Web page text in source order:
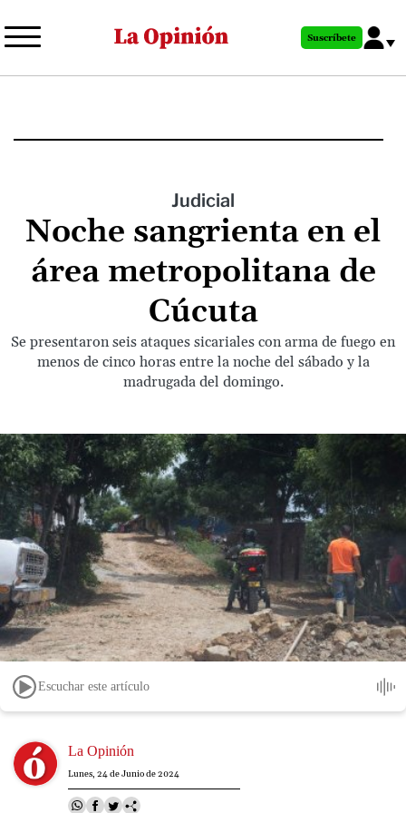
al
principal
Suscríbete
Judicial
Noche sangrienta en el
área metropolitana de
Cúcuta
Se presentaron seis ataques sicariales con arma de fuego en
menos de cinco horas entre la noche del sábado y la
madrugada del domingo.
Escuchar este artículo
Image La Opinión
Lunes, 24 de Junio de 2024